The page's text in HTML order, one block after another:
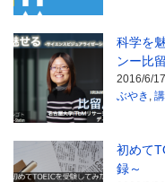
科学を
ンー比
2016/6/17
ぶやき ,
初めて
録～